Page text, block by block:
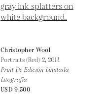
Christopher Wool
Portraits (Red) 2, 2014
Print De Edición Limitada
Litografía
USD 9,500